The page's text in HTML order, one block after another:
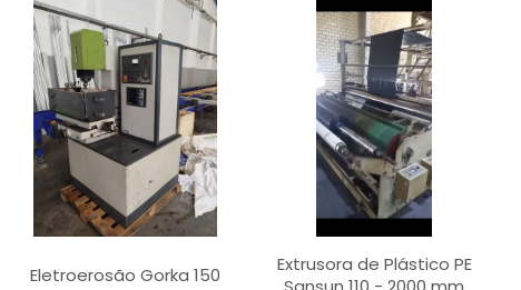
Eletroerosão Gorka 150
Extrusora de Plástico PE